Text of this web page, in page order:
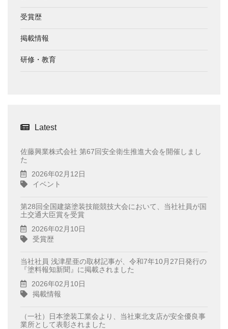
受賞歴
掲載情報
研修・教育
Latest
佐藤興業株式会社 第67回安全衛生推進大会を開催しまし
た
2026年02月12日
イベント
第28回全国建築塗装技能競技大会において、当社社員が国
土交通大臣賞を受賞
2026年02月10日
受賞歴
当社社員 浅津星亜の取材記事が、令和7年10月27日発行の
『塗料報知新聞』に掲載されました
2026年02月10日
掲載情報
（一社）日本塗装工業会より、当社東北支店が安全優良事
業所として表彰されました